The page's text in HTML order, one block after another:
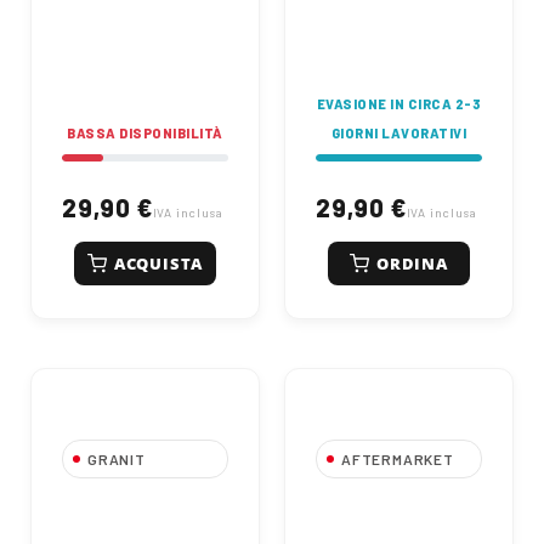
BASSA DISPONIBILITÀ
29,90 €IVA inclusa
ACQUISTA
EVASIONE IN CIRCA 2-3
GIORNI LAVORATIVI
29,90 €IVA inclusa
ORDINA
GRANIT AFTERMARKET